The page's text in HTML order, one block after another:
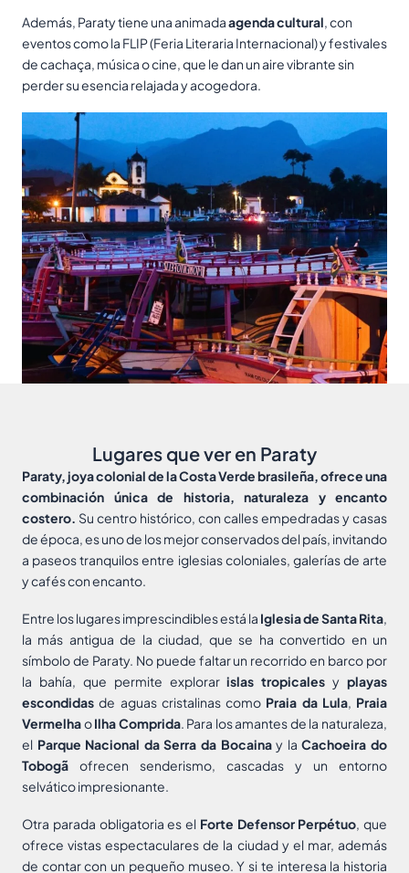
Además, Paraty tiene una animadaagenda cultural, con
eventos como la FLIP (Feria Literaria Internacional) y festivales
de cachaça, música o cine, que le dan un aire vibrante sin
perder su esencia relajada y acogedora.
Lugares que ver en Paraty
Paraty, joya colonial de la Costa Verde brasileña, ofrece una
combinación única de historia, naturaleza y encanto
costero. Su centro histórico, con calles empedradas y casas
de época, es uno de los mejor conservados del país, invitando
a paseos tranquilos entre iglesias coloniales, galerías de arte
y cafés con encanto.
Entre los lugares imprescindibles está la Iglesia de Santa Rita,
la más antigua de la ciudad, que se ha convertido en un
símbolo de Paraty. No puede faltar un recorrido en barco por
la bahía, que permite explorarislas tropicales y playas
escondidas de aguas cristalinas como Praia da Lula, Praia
VermelhaoIlha Comprida. Para los amantes de la naturaleza,
el Parque Nacional da Serra da Bocainay laCachoeira do
Tobogã ofrecen senderismo, cascadas y un entorno
selvático impresionante.
Otra parada obligatoria es el Forte Defensor Perpétuo, que
ofrece vistas espectaculares de la ciudad y el mar, además
de contar con un pequeño museo. Y si te interesa la historia